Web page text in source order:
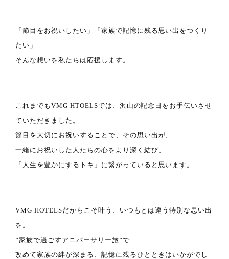
「節目をお祝いしたい」「家族で記憶に残る思い出をつくり
たい」
そんな想いを私たちは応援します。
これまでもVMG HTOELSでは、沢山の記念日をお手伝いさせ
ていただきました。
節目を大切にお祝いすることで、その思い出が、
一緒にお祝いした人たちの心をより深く結び、
「人生を豊かにするトキ」に繋がっていると思います。
VMG HOTELSだからこそ叶う、いつもとは違う特別な思い出
を。
”家族で過ごすアニバーサリー旅”で
改めて家族の絆が深まる、記憶に残るひとときはいかがでし